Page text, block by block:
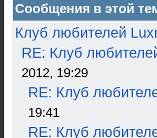
Сообщения в этой
Клуб любителей
RE: Клуб
2012, 19:29
RE: Клуб
19:41
RE: Клуб